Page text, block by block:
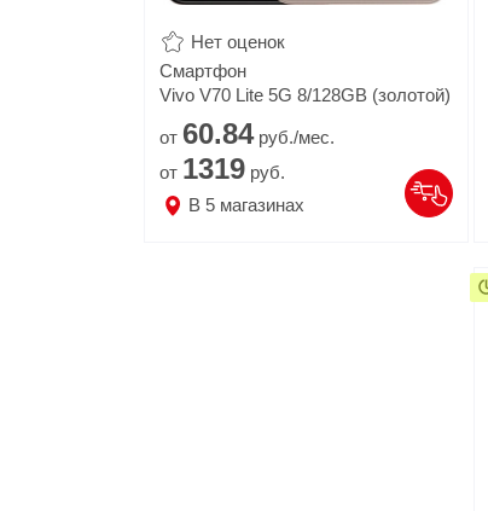
Нет оценок
Смартфон
Vivo V70 Lite 5G 8/128GB (золотой)
от 60.84руб./мес.
от 1319 руб.
В 5 магазинах